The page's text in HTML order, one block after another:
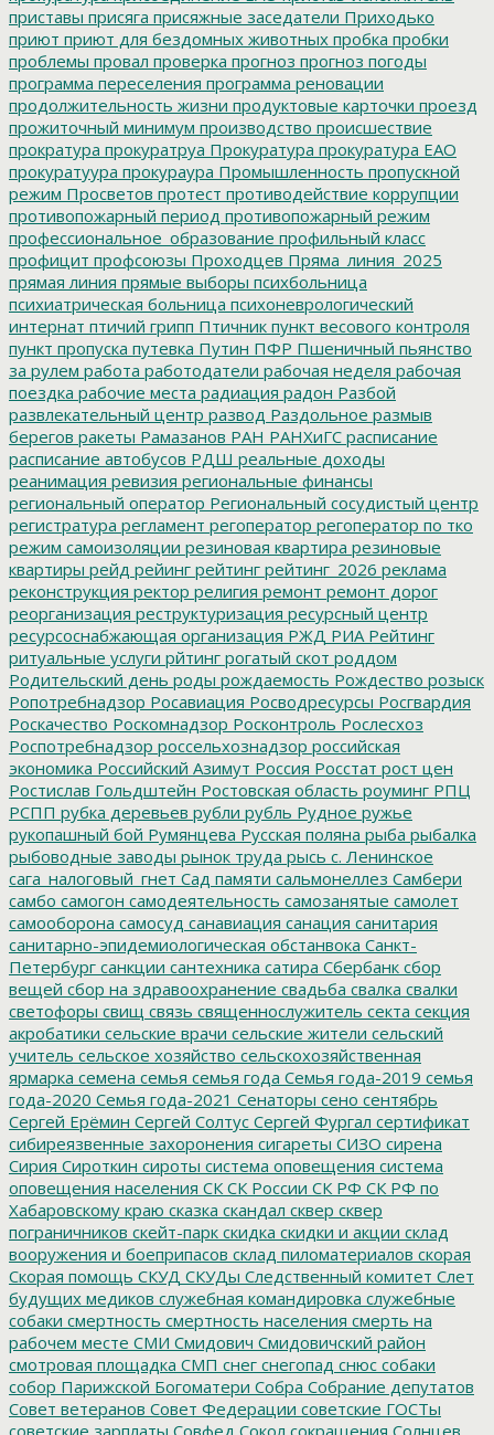
приставы присяга присяжные заседатели Приходько
приют приют для бездомных животных пробка пробки
проблемы провал проверка прогноз прогноз погоды
программа переселения программа реновации
продолжительность жизни продуктовые карточки проезд
прожиточный минимум производство происшествие
прократура прокуратруа Прокуратура прокуратура ЕАО
прокуратуура прокураура Промышленность пропускной
режим Просветов протест противодействие коррупции
противопожарный период противопожарный режим
профессиональное_образование профильный класс
профицит профсоюзы Проходцев Пряма_линия_2025
прямая линия прямые выборы психбольница
психиатрическая больница психоневрологический
интернат птичий грипп Птичник пункт весового контроля
пункт пропуска путевка Путин ПФР Пшеничный пьянство
за рулем работа работодатели рабочая неделя рабочая
поездка рабочие места радиация радон Разбой
развлекательный центр развод Раздольное размыв
берегов ракеты Рамазанов РАН РАНХиГС расписание
расписание автобусов РДШ реальные доходы
реанимация ревизия региональные финансы
региональный оператор Региональный сосудистый центр
регистратура регламент регоператор регоператор по тко
режим самоизоляции резиновая квартира резиновые
квартиры рейд рейинг рейтинг рейтинг_2026 реклама
реконструкция ректор религия ремонт ремонт дорог
реорганизация реструктуризация ресурсный центр
ресурсоснабжающая организация РЖД РИА Рейтинг
ритуальные услуги рйтинг рогатый скот роддом
Родительский день роды рождаемость Рождество розыск
Ропотребнадзор Росавиация Росводресурсы Росгвардия
Роскачество Роскомнадзор Росконтроль Рослесхоз
Роспотребнадзор россельхознадзор российская
экономика Российский Азимут Россия Росстат рост цен
Ростислав Гольдштейн Ростовская область роуминг РПЦ
РСПП рубка деревьев рубли рубль Рудное ружье
рукопашный бой Румянцева Русская поляна рыба рыбалка
рыбоводные заводы рынок труда рысь с. Ленинское
сага_налоговый_гнет Сад памяти сальмонеллез Самбери
самбо самогон самодеятельность самозанятые самолет
самооборона самосуд санавиация санация санитария
санитарно-эпидемиологическая обстанвока Санкт-
Петербург санкции сантехника сатира Сбербанк сбор
вещей сбор на здравоохранение свадьба свалка свалки
светофоры свищ связь священнослужитель секта секция
акробатики сельские врачи сельские жители сельский
учитель сельское хозяйство сельскохозяйственная
ярмарка семена семья семья года Семья года-2019 семья
года-2020 Семья года-2021 Сенаторы сено сентябрь
Сергей Ерёмин Сергей Солтус Сергей Фургал сертификат
сибиреязвенные захоронения сигареты СИЗО сирена
Сирия Сироткин сироты система оповещения система
оповещения населения СК СК России СК РФ СК РФ по
Хабаровскому краю сказка скандал сквер сквер
пограничников скейт-парк скидка скидки и акции склад
вооружения и боеприпасов склад пиломатериалов скорая
Скорая помощь СКУД СКУДы Следственный комитет Слет
будущих медиков служебная командировка служебные
собаки смертность смертность населения смерть на
рабочем месте СМИ Смидович Смидовичский район
смотровая площадка СМП снег снегопад снюс собаки
собор Парижской Богоматери Собра Собрание депутатов
Совет ветеранов Совет Федерации советские ГОСТы
советские зарплаты Совфед Сокол сокращения Солнцев